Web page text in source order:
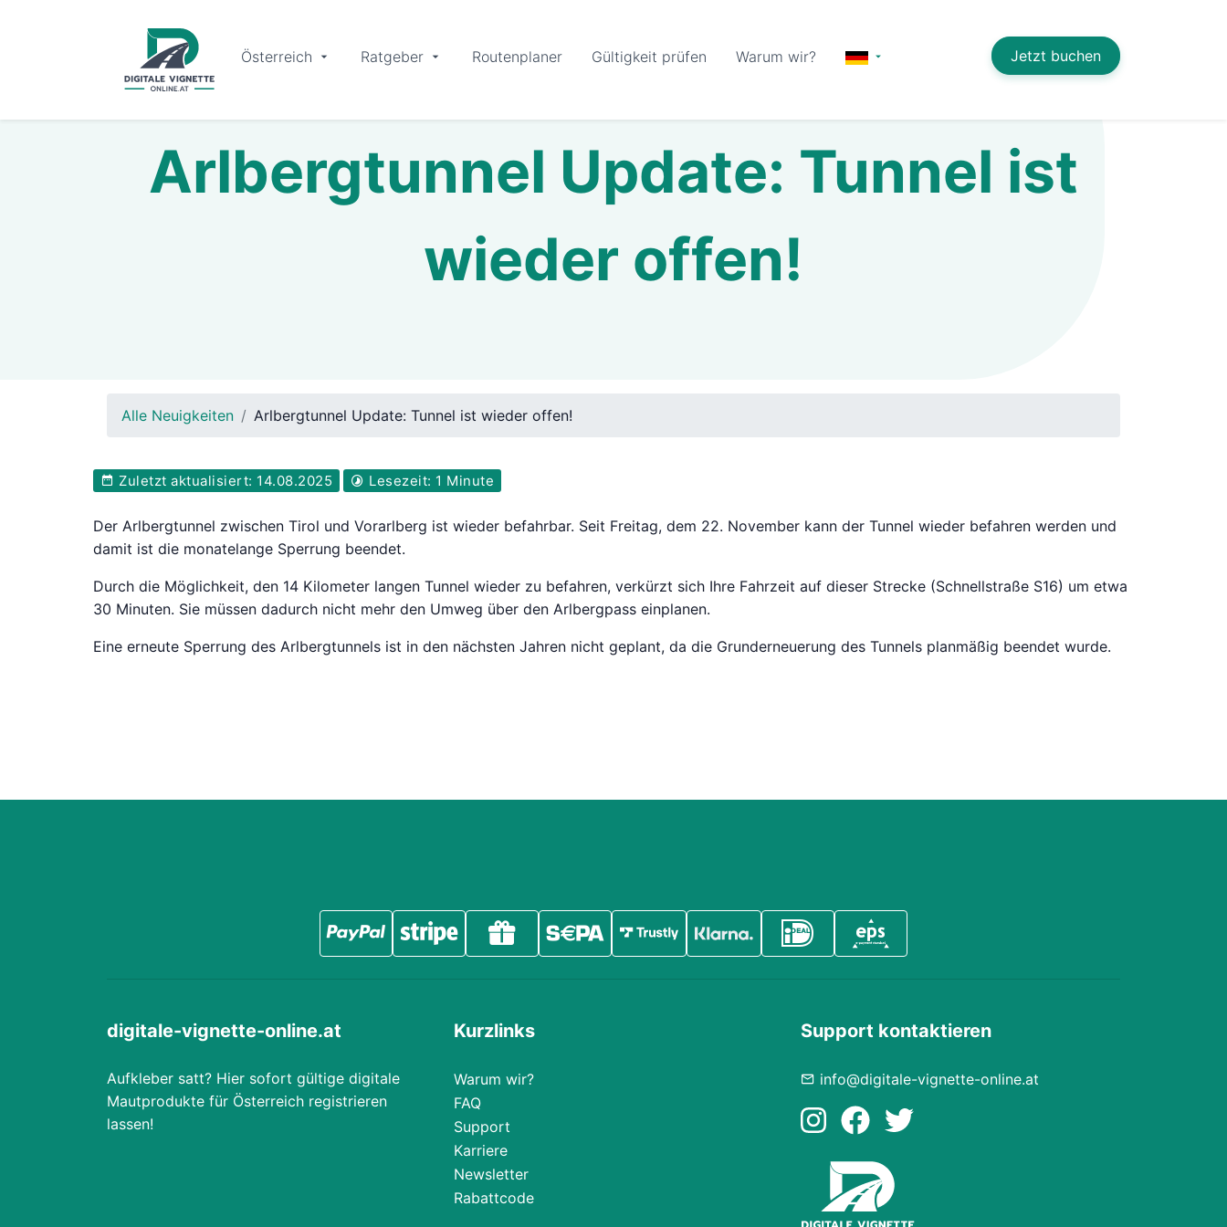
Österreich Jetzt buchen
Ratgeber Routenplaner Gültigkeit prüfen Warum wir?
Arlbergtunnel Update: Tunnel ist
wieder offen!
Alle Neuigkeiten Arlbergtunnel Update: Tunnel ist wieder offen!
Zuletzt aktualisiert: 14.08.2025 Lesezeit: 1 Minute
Der Arlbergtunnel zwischen Tirol und Vorarlberg ist wieder befahrbar. Seit Freitag, dem 22. November kann der Tunnel wieder befahren werden und
damit ist die monatelange Sperrung beendet.
Durch die Möglichkeit, den 14 Kilometer langen Tunnel wieder zu befahren, verkürzt sich Ihre Fahrzeit auf dieser Strecke (Schnellstraße S16) um etwa
30 Minuten. Sie müssen dadurch nicht mehr den Umweg über den Arlbergpass einplanen.
Eine erneute Sperrung des Arlbergtunnels ist in den nächsten Jahren nicht geplant, da die Grunderneuerung des Tunnels planmäßig beendet wurde.
digitale-vignette-online.at
Aufkleber satt? Hier sofort gültige digitale
Mautprodukte für Österreich registrieren
lassen!
Kurzlinks
Warum wir?
FAQ
Support
Karriere
Newsletter
Rabattcode
Support kontaktieren
info@digitale-vignette-online.at